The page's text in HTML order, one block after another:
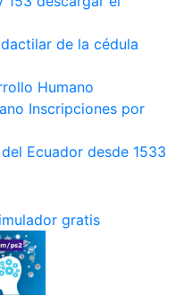
de la cédula
Humano
Inscripciones por
Ecuador desde 1533
gratis